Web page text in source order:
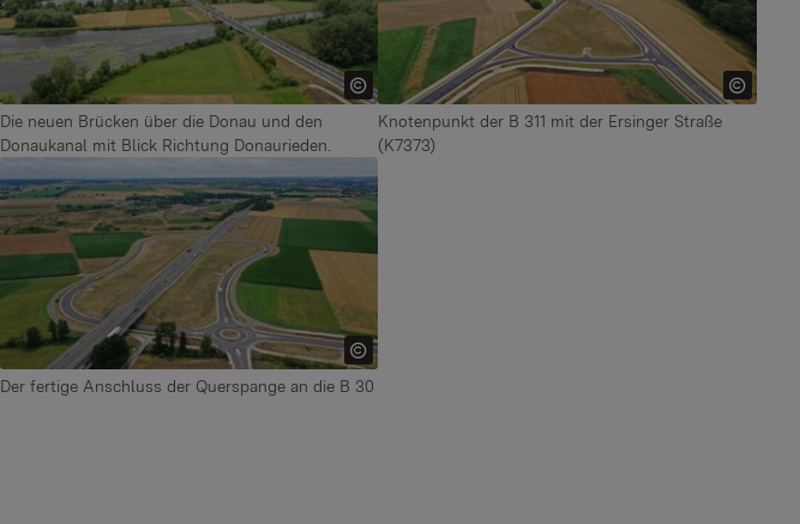
Die neuen Brücken über die Donau und den
Donaukanal mit Blick Richtung Donaurieden.
Knotenpunkt der B 311 mit der Ersinger Straße
(K7373)
Show larger version for:
Der fertige Anschluss der Querspange an die B 30